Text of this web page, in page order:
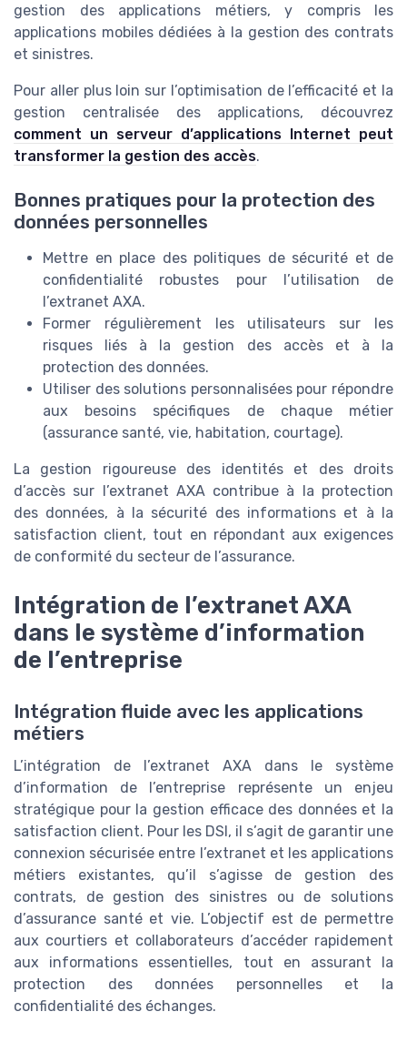
gestion des applications métiers, y compris les
applications mobiles dédiées à la gestion des contrats
et sinistres.
Pour aller plus loin sur l’optimisation de l’efficacité et la
gestion centralisée des applications, découvrez
comment un serveur d’applications Internet peut
transformer la gestion des accès.
Bonnes pratiques pour la protection des
données personnelles
Mettre en place des politiques de sécurité et de
confidentialité robustes pour l’utilisation de
l’extranet AXA.
Former régulièrement les utilisateurs sur les
risques liés à la gestion des accès et à la
protection des données.
Utiliser des solutions personnalisées pour répondre
aux besoins spécifiques de chaque métier
(assurance santé, vie, habitation, courtage).
La gestion rigoureuse des identités et des droits
d’accès sur l’extranet AXA contribue à la protection
des données, à la sécurité des informations et à la
satisfaction client, tout en répondant aux exigences
de conformité du secteur de l’assurance.
Intégration de l’extranet AXA
dans le système d’information
de l’entreprise
Intégration fluide avec les applications
métiers
L’intégration de l’extranet AXA dans le système
d’information de l’entreprise représente un enjeu
stratégique pour la gestion efficace des données et la
satisfaction client. Pour les DSI, il s’agit de garantir une
connexion sécurisée entre l’extranet et les applications
métiers existantes, qu’il s’agisse de gestion des
contrats, de gestion des sinistres ou de solutions
d’assurance santé et vie. L’objectif est de permettre
aux courtiers et collaborateurs d’accéder rapidement
aux informations essentielles, tout en assurant la
protection des données personnelles et la
confidentialité des échanges.